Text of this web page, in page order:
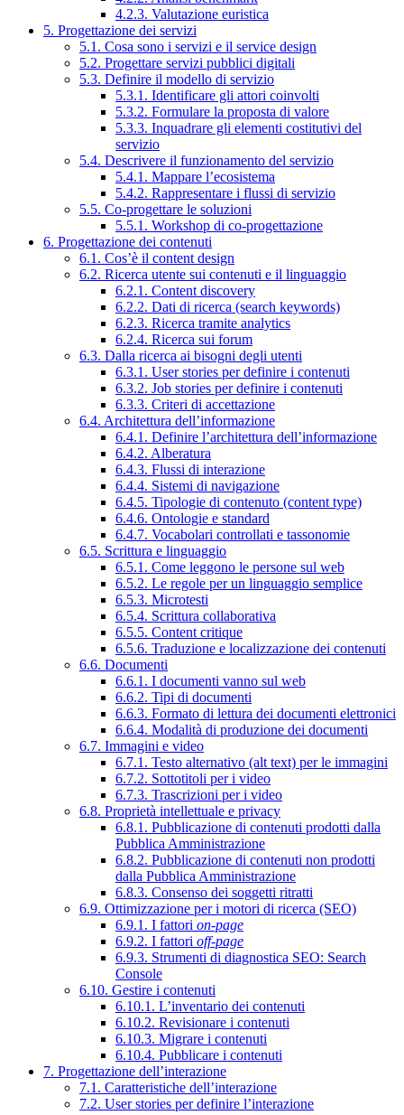
4.2.3. Valutazione euristica
5. Progettazione dei servizi
5.1. Cosa sono i servizi e il service design
5.2. Progettare servizi pubblici digitali
5.3. Definire il modello di servizio
5.3.1. Identificare gli attori coinvolti
5.3.2. Formulare la proposta di valore
5.3.3. Inquadrare gli elementi costitutivi del
servizio
5.4. Descrivere il funzionamento del servizio
5.4.1. Mappare l’ecosistema
5.4.2. Rappresentare i flussi di servizio
5.5. Co-progettare le soluzioni
5.5.1. Workshop di co-progettazione
6. Progettazione dei contenuti
6.1. Cos’è il content design
6.2. Ricerca utente sui contenuti e il linguaggio
6.2.1. Content discovery
6.2.2. Dati di ricerca (search keywords)
6.2.3. Ricerca tramite analytics
6.2.4. Ricerca sui forum
6.3. Dalla ricerca ai bisogni degli utenti
6.3.1. User stories per definire i contenuti
6.3.2. Job stories per definire i contenuti
6.3.3. Criteri di accettazione
6.4. Architettura dell’informazione
6.4.1. Definire l’architettura dell’informazione
6.4.2. Alberatura
6.4.3. Flussi di interazione
6.4.4. Sistemi di navigazione
6.4.5. Tipologie di contenuto (content type)
6.4.6. Ontologie e standard
6.4.7. Vocabolari controllati e tassonomie
6.5. Scrittura e linguaggio
6.5.1. Come leggono le persone sul web
6.5.2. Le regole per un linguaggio semplice
6.5.3. Microtesti
6.5.4. Scrittura collaborativa
6.5.5. Content critique
6.5.6. Traduzione e localizzazione dei contenuti
6.6. Documenti
6.6.1. I documenti vanno sul web
6.6.2. Tipi di documenti
6.6.3. Formato di lettura dei documenti elettronici
6.6.4. Modalità di produzione dei documenti
6.7. Immagini e video
6.7.1. Testo alternativo (alt text) per le immagini
6.7.2. Sottotitoli per i video
6.7.3. Trascrizioni per i video
6.8. Proprietà intellettuale e privacy
6.8.1. Pubblicazione di contenuti prodotti dalla
Pubblica Amministrazione
6.8.2. Pubblicazione di contenuti non prodotti
dalla Pubblica Amministrazione
6.8.3. Consenso dei soggetti ritratti
6.9. Ottimizzazione per i motori di ricerca (SEO)
6.9.1. I fattori on-page
6.9.2. I fattori off-page
6.9.3. Strumenti di diagnostica SEO: Search
Console
6.10. Gestire i contenuti
6.10.1. L’inventario dei contenuti
6.10.2. Revisionare i contenuti
6.10.3. Migrare i contenuti
6.10.4. Pubblicare i contenuti
7. Progettazione dell’interazione
7.1. Caratteristiche dell’interazione
7.2. User stories per definire l’interazione